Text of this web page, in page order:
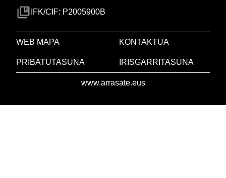
IFK/CIF: P2005900B
WEB MAPA KONTAKTUA
PRIBATUTASUNA IRISGARRITASUNA
www.arrasate.eus